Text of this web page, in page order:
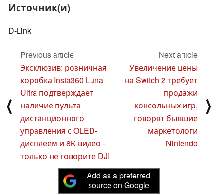
Источник(и)
D-Link
⟨
Previous article
Эксклюзив: розничная
коробка Insta360 Luna
Ultra подтверждает
наличие пульта
дистанционного
управления с OLED-
дисплеем и 8K-видео -
только не говорите DJI
Next article
Увеличение цены
на Switch 2 требует
продажи
консольных игр,
говорят бывшие
маркетологи
Nintendo
⟩
Add as a preferred
source on Google